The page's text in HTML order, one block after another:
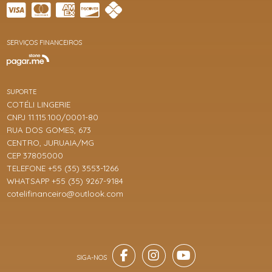
SERVIÇOS FINANCEIROS
SUPORTE
COTÉLI LINGERIE
CNPJ 11.115.100/0001-80
RUA DOS GOMES, 673
CENTRO, JURUAIA/MG
CEP 37805000
TELEFONE +55 (35) 3553-1266
WHATSAPP +55 (35) 9267-9184
cotelifinanceiro@outlook.com